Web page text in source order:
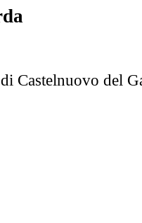
Castelnuovo del